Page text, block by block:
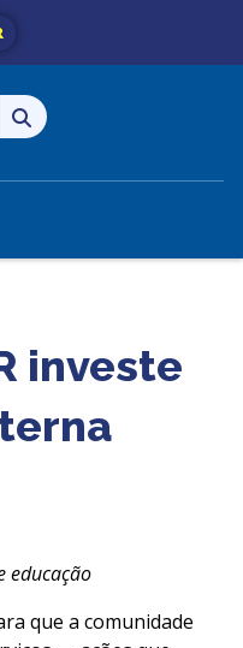
investe
educação
que a comunidade